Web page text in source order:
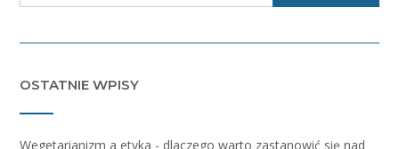
OSTATNIE WPISY
Wegetarianizm a etyka - dlaczego warto zastanowić się nad